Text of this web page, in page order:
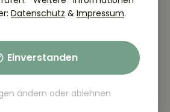
Datenschutz & Impressum.
Einverstanden
ändern oder ablehnen